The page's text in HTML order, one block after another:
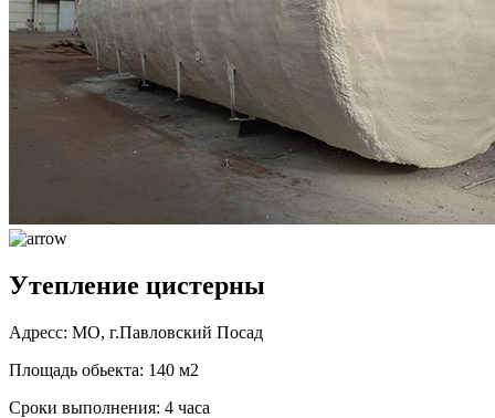
Утепление цистерны
Адресс: МО, г.Павловский Посад
Площадь обьекта: 140 м2
Сроки выполнения: 4 часа